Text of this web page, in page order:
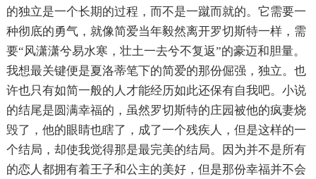
的独立是一个长期的过程，而不是一蹴而就的。它需要一
种彻底的勇气，就像简爱当年毅然离开罗切斯特一样，需
要“风潇潇兮易水寒，壮土一去兮不复返”的豪迈和胆量。
我想最关键便是夏洛蒂笔下的简爱的那份倔强，独立。也
许也只有如简一般的人才能经历如此还保有自我吧。小说
的结尾是圆满幸福的，虽然罗切斯特的庄园被他的疯妻烧
毁了，他的眼睛也瞎了，成了一个残疾人，但是这样的一
个结局，却使我觉得那是最完美的结局。因为并不是所有
的恋人都拥有着王子和公主的美好，但是那份幸福并不会